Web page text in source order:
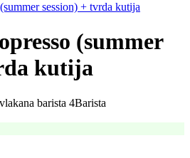
session) + tvrda kutija
(summer
kutija
barista 4Barista